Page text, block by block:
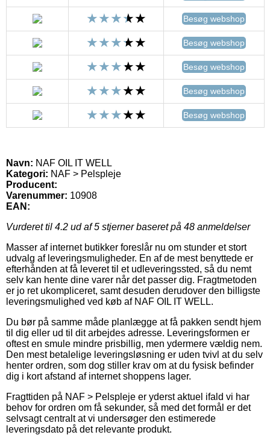
Besøg webshop
Besøg webshop
Besøg webshop
Besøg webshop
Besøg webshop
Navn: NAF OIL IT WELL
Kategori: NAF > Pelspleje
Producent:
Varenummer: 10908
EAN:
Vurderet til 4.2 ud af 5 stjerner baseret på 48 anmeldelser
Masser af internet butikker foreslår nu om stunder et stort
udvalg af leveringsmuligheder. En af de mest benyttede er
efterhånden at få leveret til et udleveringssted, så du nemt
selv kan hente dine varer når det passer dig. Fragtmetoden
er jo ret ukompliceret, samt desuden derudover den billigste
leveringsmulighed ved køb af NAF OIL IT WELL.
Du bør på samme måde planlægge at få pakken sendt hjem
til dig eller ud til dit arbejdes adresse. Leveringsformen er
oftest en smule mindre prisbillig, men ydermere vældig nem.
Den mest betalelige leveringsløsning er uden tvivl at du selv
henter ordren, som dog stiller krav om at du fysisk befinder
dig i kort afstand af internet shoppens lager.
Fragttiden på NAF > Pelspleje er yderst aktuel ifald vi har
behov for ordren om få sekunder, så med det formål er det
selvsagt centralt at vi undersøger den estimerede
leveringsdato på det relevante produkt.